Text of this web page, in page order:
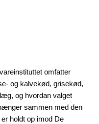
omfatter
og kalvekød, grisekød,
og hvordan valget
sammen med den
holdt op imod De